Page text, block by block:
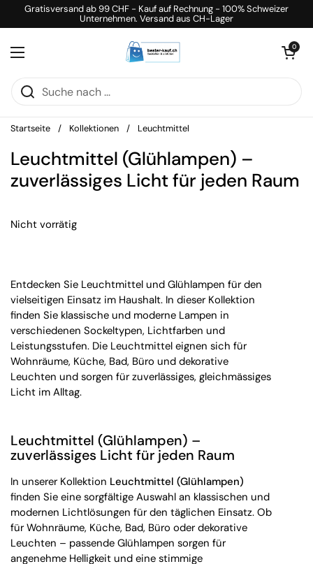
Zum Inhalt springen
Gratisversand ab 99 CHF - Kauf auf Rechnung - 100% Schweizer
Unternehmen. Versand aus CH-Lager
Menü öffnen
Warenkorb
0
Startseite / Kollektionen / Leuchtmittel
Leuchtmittel (Glühlampen) –
zuverlässiges Licht für jeden Raum
Nicht vorrätig
Entdecken Sie Leuchtmittel und Glühlampen für den
vielseitigen Einsatz im Haushalt. In dieser Kollektion
finden Sie klassische und moderne Lampen in
verschiedenen Sockeltypen, Lichtfarben und
Leistungsstufen. Die Leuchtmittel eignen sich für
Wohnräume, Küche, Bad, Büro und dekorative
Leuchten und sorgen für zuverlässiges, gleichmässiges
Licht im Alltag.
Leuchtmittel (Glühlampen) –
zuverlässiges Licht für jeden Raum
In unserer Kollektion Leuchtmittel (Glühlampen)
finden Sie eine sorgfältige Auswahl an klassischen und
modernen Lichtlösungen für den täglichen Einsatz. Ob
für Wohnräume, Küche, Bad, Büro oder dekorative
Leuchten – passende Glühlampen sorgen für
angenehme Helligkeit und eine stimmige